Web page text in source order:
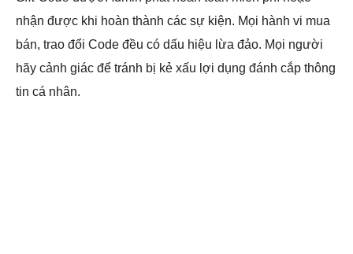
nhận được khi hoàn thành các sự kiện. Mọi hành vi mua
bán, trao đổi Code đều có dấu hiệu lừa đảo. Mọi người
hãy cảnh giác để tránh bị kẻ xấu lợi dụng đánh cắp thông
tin cá nhân.